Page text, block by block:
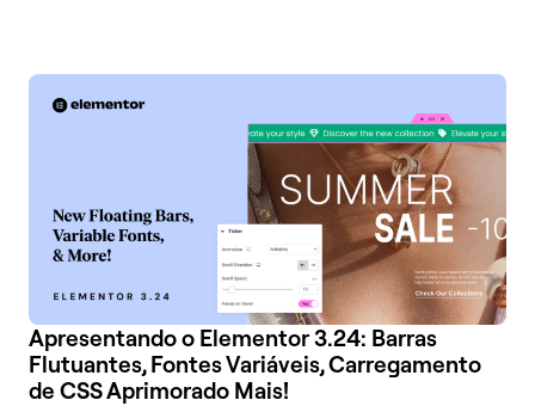
Apresentando o Elementor 3.24: Barras
Flutuantes, Fontes Variáveis, Carregamento
de CSS Aprimorado Mais!